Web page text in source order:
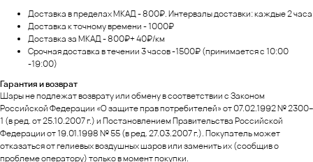
Доставка в пределах МКАД - 800₽. Интервалы доставки: каждые 2 часа
Доставка к точному времени - 1000₽
Доставка за МКАД - 800₽+ 40₽/км
Срочная доставка в течении 3 часов -1500₽ (принимается с 10:00
-19:00)
Гарантия и возврат
Шары не подлежат возврату или обмену в соответствии с Законом
Российской Федерации «О защите прав потребителей» от 07.02.1992 № 2300–
1 (в ред. от 25.10.2007 г.) и Постановлением Правительства Российской
Федерации от 19.01.1998 № 55 (в ред. 27.03.2007 г.). Покупатель может
отказаться от гелиевых воздушных шаров или заменить их (сообщив о
проблеме оператору) только в момент покупки.